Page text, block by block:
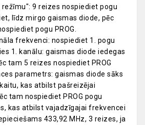
9 reizes nospiediet pogu
līdz mirgo gaismas diode, pēc
pogu PROG.
frekvenci: nospiediet 1. pogu
1. kanālu: gaismas diode iedegas
tam 5 reizes nospiediet PROG
parametrs: gaismas diode sāks
kas atbilst pašreizējai
tam nospiediet PROG pogu
kas atbilst vajadzīgajai frekvencei
433,92 MHz, 3 reizes, ja